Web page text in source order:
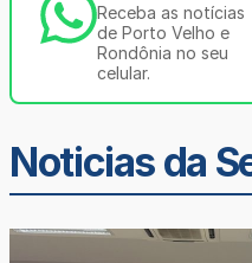
Receba as notícias
de Porto Velho e
Rondônia no seu
celular.
Noticias da